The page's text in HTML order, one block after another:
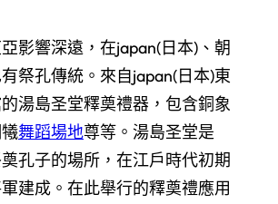
影響深遠，在japan(日本)、朝
祭孔傳統。來自japan(日本)東
湯島圣堂釋奠禮器，包含銅象
舞蹈場地尊等。湯島圣堂是
孔子的場所，在江戶時代初期
建成。在此舉行的釋奠禮應用